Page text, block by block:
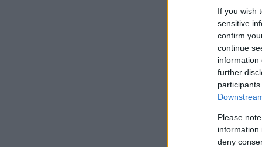
If you wish
sensitive
confirm
continue
information
further
Please
information
deny